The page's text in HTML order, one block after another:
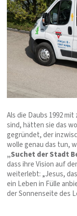
Als die Daubs 1992
sind, hätten sie das
gegründet, der
wolle genau das tun,
„Suchet der Stadt
dass ihre Vision auf
weiterlebt: „Jesus,
ein Leben in Fülle
der Sonnenseite des